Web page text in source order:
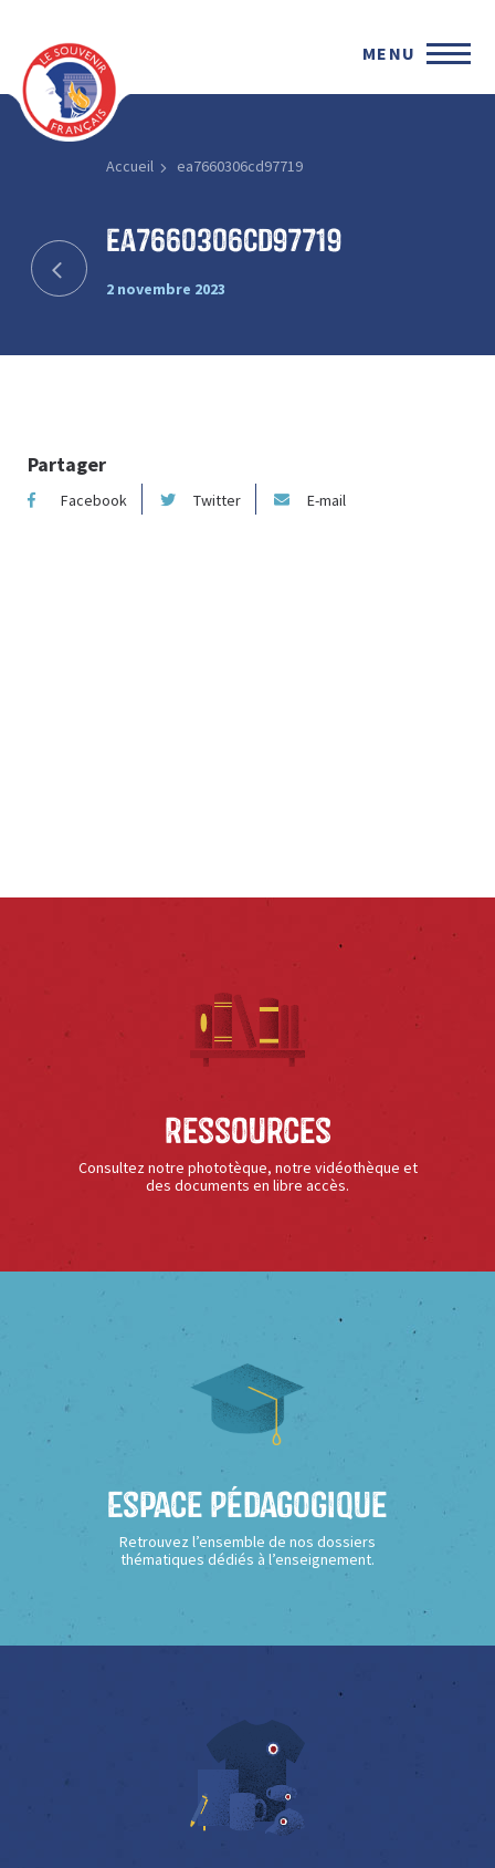
MENU
Accueil ea7660306cd97719
ea7660306cd97719
2 novembre 2023
Partager
Facebook Twitter E-mail
Ressources
Consultez notre phototèque, notre vidéothèque et
des documents en libre accès.
Espace Pédagogique
Retrouvez l’ensemble de nos dossiers
thématiques dédiés à l’enseignement.